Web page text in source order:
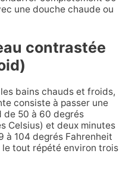
une douche chaude ou
contrastée
bains chauds et froids,
consiste à passer une
de 50 à 60 degrés
Celsius) et deux minutes
à 104 degrés Fahrenheit
tout répété environ trois